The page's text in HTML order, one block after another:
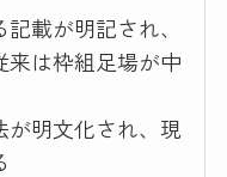
載が明記され、
は枠組足場が中
が明文化され、現